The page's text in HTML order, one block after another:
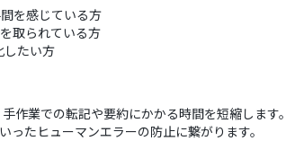
を感じている方
取られている方
たい方
作業での転記や要約にかかる時間を短縮します
たヒューマンエラーの防止に繋がります。